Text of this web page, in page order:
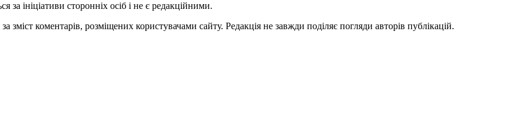
ініціативи сторонніх осіб і не є редакційними.
зміст коментарів, розміщених користувачами сайту. Редакція не завжди поділяє погляди авторів публікацій.